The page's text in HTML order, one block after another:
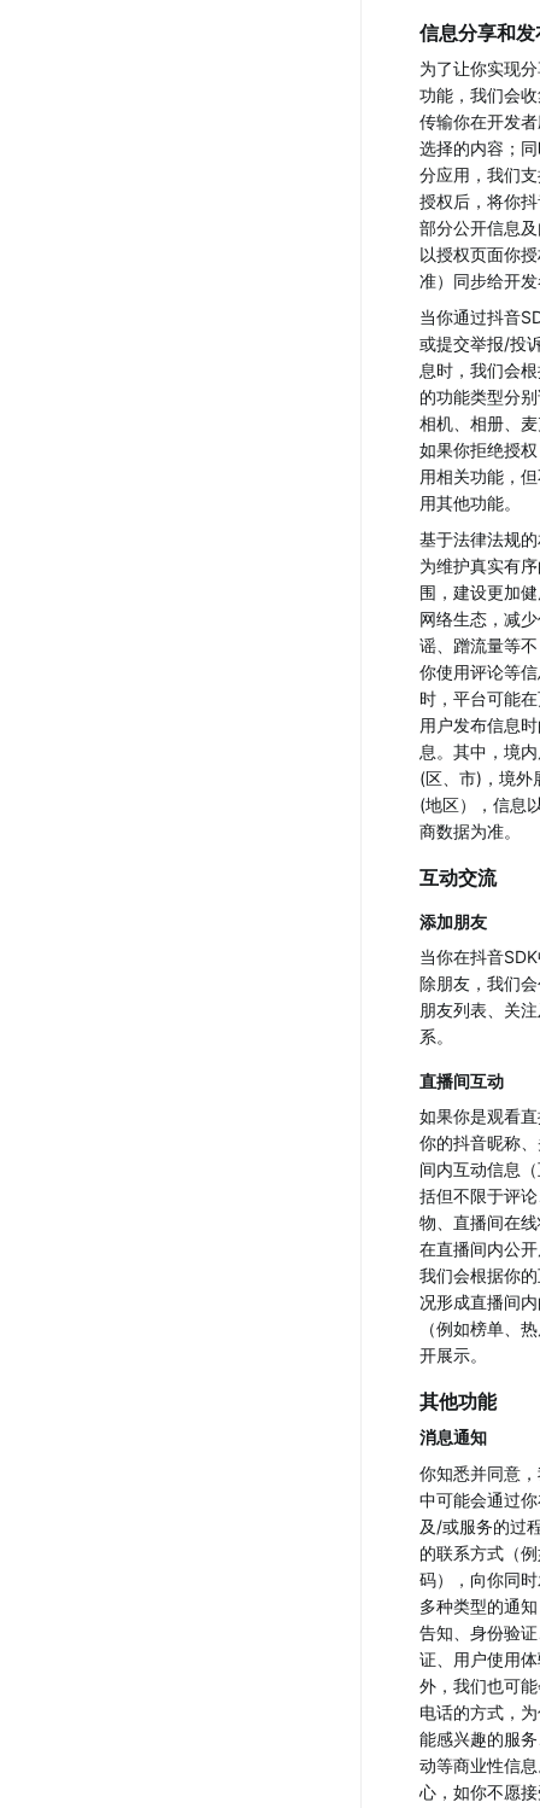
信息分享和发
为了让你实现
功能，我们会
传输你在开发
选择的内容；
分应用，我们
授权后，将你
部分公开信息
以授权页面你
准）同步给开
当你通过抖音
或提交举报/投
息时，我们会
的功能类型分
相机、相册、
如果你拒绝授
用相关功能，
用其他功能。
基于法律法规
为维护真实有
围，建设更加
网络生态，减
谣、蹭流量等
你使用评论等
时，平台可能
用户发布信息
息。其中，境
(区、市)，境外
(地区），信息
商数据为准。
互动交流
添加朋友
当你在抖音
除朋友，我们
朋友列表、关
系。
直播间互动
如果你是观看
你的抖音昵称
间内互动信息
括但不限于评
物、直播间在
在直播间内公
我们会根据你
况形成直播间
（例如榜单、
开展示。
其他功能
消息通知
你知悉并同意
中可能会通过
及/或服务的过
的联系方式（
码），向你同
多种类型的通
告知、身份验
证、用户使用
外，我们也可
电话的方式，
能感兴趣的服
动等商业性信
心，如你不愿